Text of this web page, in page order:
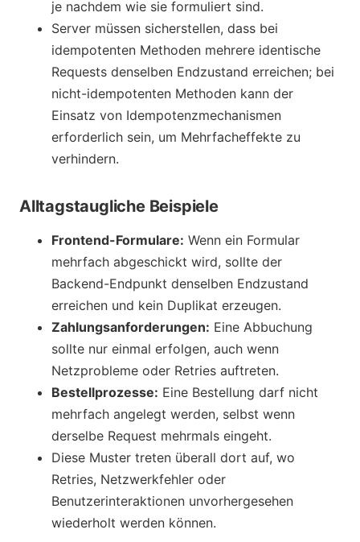
je nachdem wie sie formuliert sind.
Server müssen sicherstellen, dass bei
idempotenten Methoden mehrere identische
Requests denselben Endzustand erreichen; bei
nicht-idempotenten Methoden kann der
Einsatz von Idempotenzmechanismen
erforderlich sein, um Mehrfacheffekte zu
verhindern.
Alltagstaugliche Beispiele
Frontend-Formulare: Wenn ein Formular
mehrfach abgeschickt wird, sollte der
Backend-Endpunkt denselben Endzustand
erreichen und kein Duplikat erzeugen.
Zahlungsanforderungen: Eine Abbuchung
sollte nur einmal erfolgen, auch wenn
Netzprobleme oder Retries auftreten.
Bestellprozesse: Eine Bestellung darf nicht
mehrfach angelegt werden, selbst wenn
derselbe Request mehrmals eingeht.
Diese Muster treten überall dort auf, wo
Retries, Netzwerkfehler oder
Benutzerinteraktionen unvorhergesehen
wiederholt werden können.